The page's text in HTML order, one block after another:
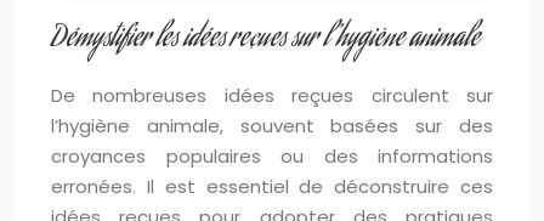
Démystifier les idées reçues sur l’hygiène animale
De nombreuses idées reçues circulent sur
l’hygiène animale, souvent basées sur des
croyances populaires ou des informations
erronées. Il est essentiel de déconstruire ces